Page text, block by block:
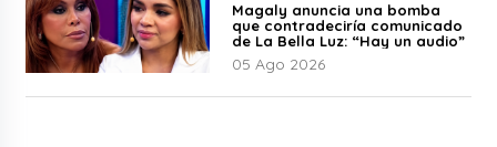
Magaly anuncia una bomba
que contradeciría comunicado
de La Bella Luz: “Hay un audio”
05 Ago 2026